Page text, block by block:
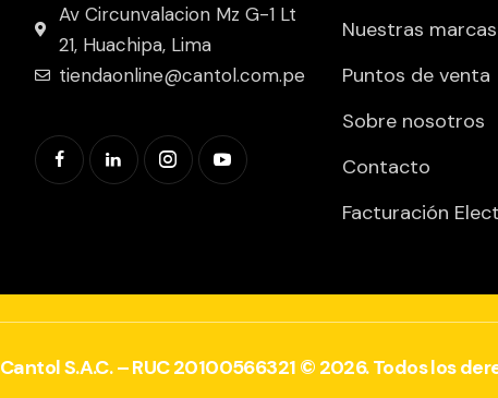
Av Circunvalacion Mz G-1 Lt
21, Huachipa, Lima
tiendaonline@cantol.com.pe
Nuestras marcas
Puntos de venta
Sobre nosotros
Contacto
Facturación
Cantol S.A.C. – RUC 20100566321 © 2026. Todos los